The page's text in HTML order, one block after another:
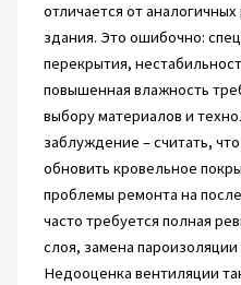
отличается от аналогичных
здания. Это ошибочно:
перекрытия,
повышенная влажность
выбору материалов и
заблуждение – считать,
обновить кровельное
проблемы ремонта на
часто требуется полная
слоя, замена
Недооценка вентиляции